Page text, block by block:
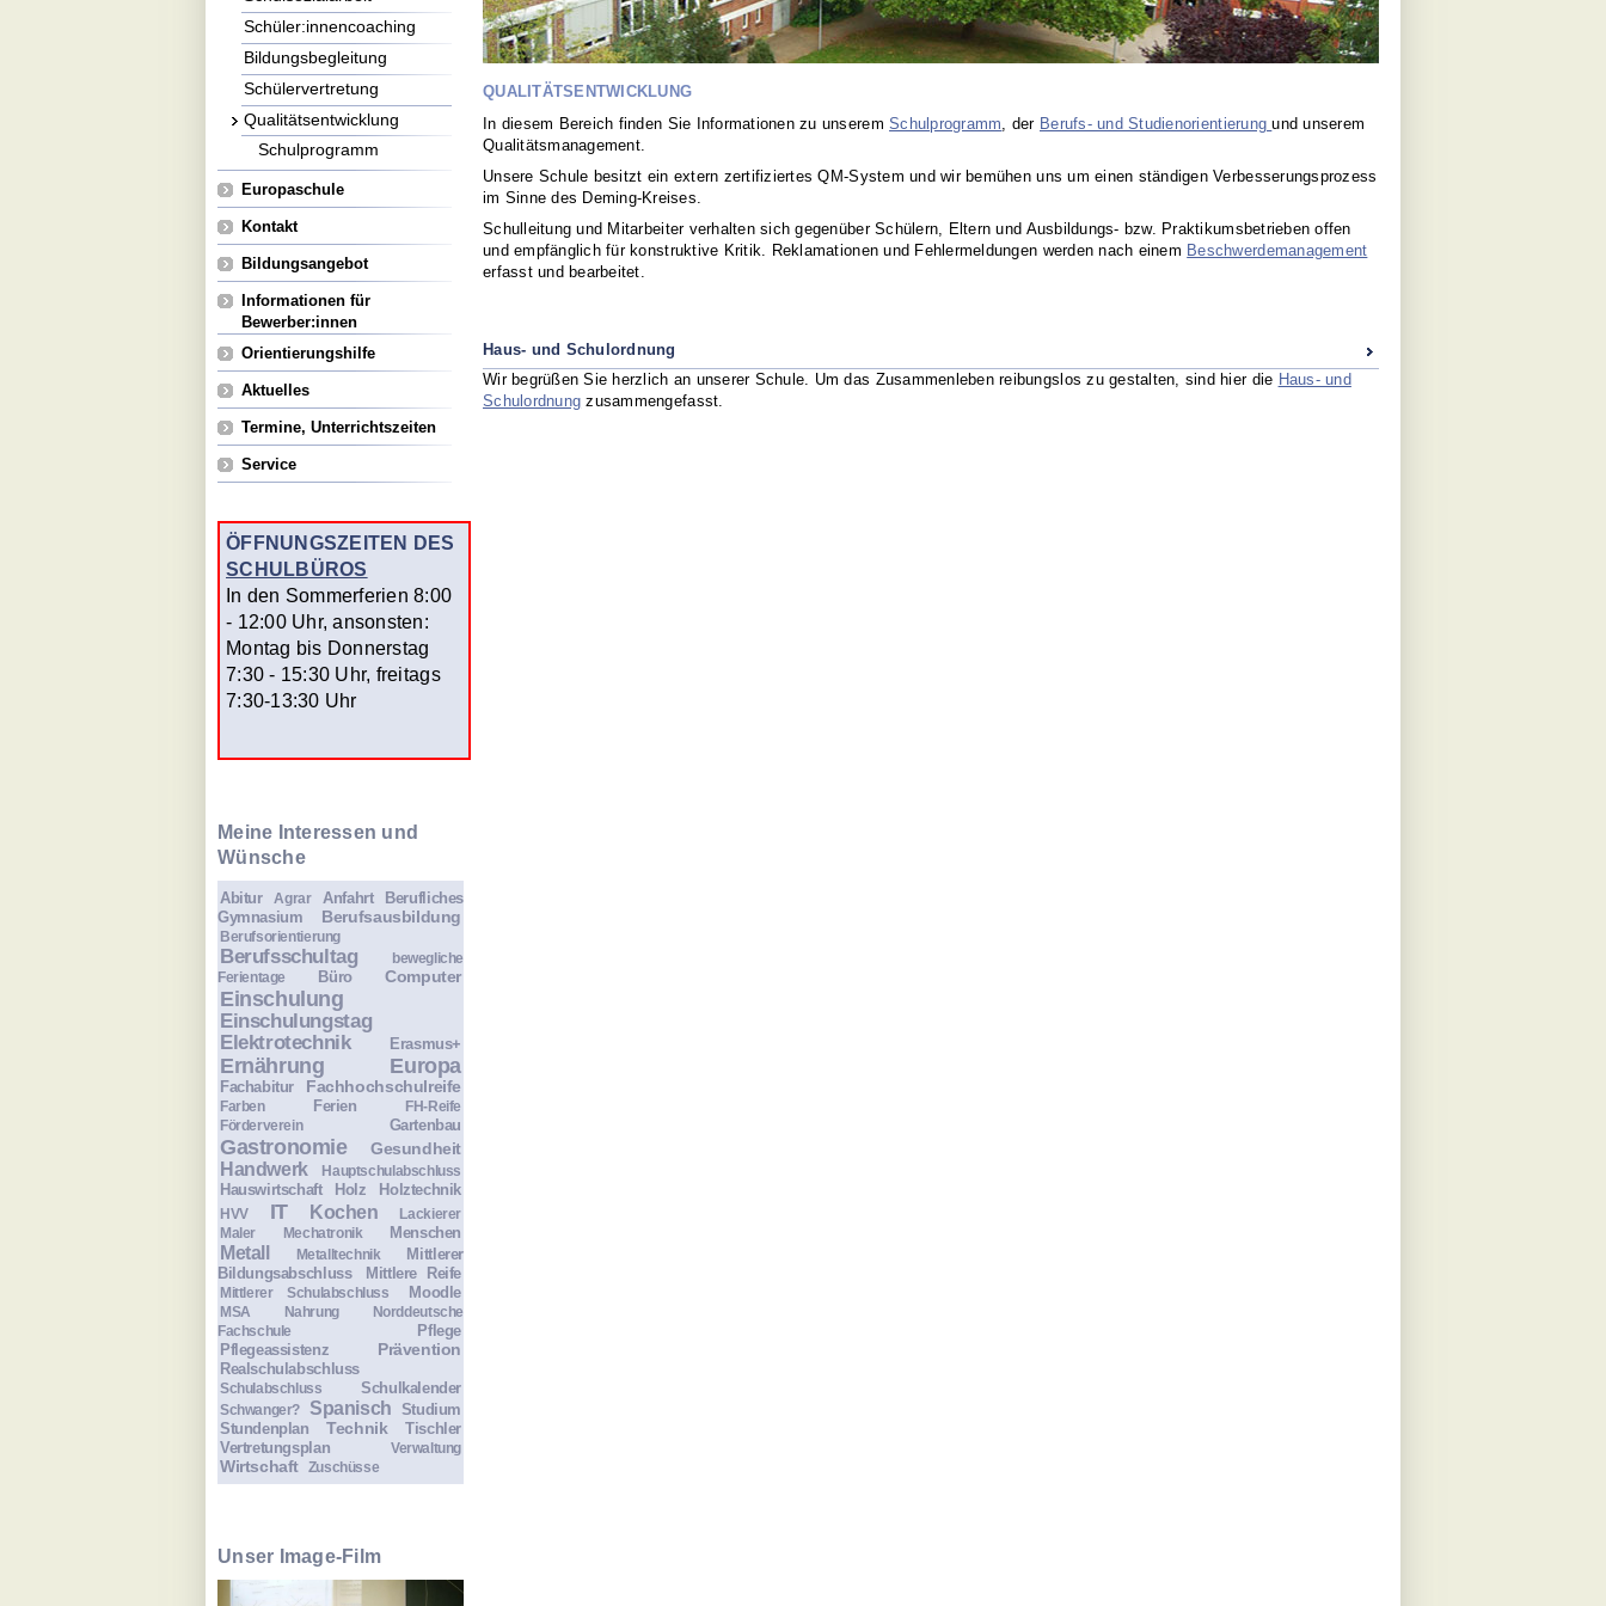
QUALITÄTSENTWICKLUNG
In diesem Bereich finden Sie Informationen zu unseremSchulprogramm , der Berufs- und Studienorientierungund unserem
Qualitätsmanagement.
Unsere Schule besitzt ein extern zertifiziertes QM-System und wir bemühen uns um einen ständigen Verbesserungsprozess
im Sinne des Deming-Kreises.
Schulleitung und Mitarbeiter verhalten sich gegenüber Schülern, Eltern und Ausbildungs- bzw. Praktikumsbetrieben offen
und empfänglich für konstruktive Kritik. Reklamationen und Fehlermeldungen werden nach einem Beschwerdemanagement
erfasst und bearbeitet.
Haus- und Schulordnung
Wir begrüßen Sie herzlich an unserer Schule. Um das Zusammenleben reibungslos zu gestalten, sind hier die Haus- und
Schulordnung zusammengefasst.
Schüler:innencoaching
Bildungsbegleitung
Schülervertretung
Qualitätsentwicklung
Schulprogramm
Europaschule
Kontakt
Bildungsangebot
Informationen für
Bewerber:innen
Orientierungshilfe
Aktuelles
Termine, Unterrichtszeiten
Service
ÖFFNUNGSZEITEN DES
SCHULBÜROS
In den Sommerferien 8:00
- 12:00 Uhr, ansonsten:
Montag bis Donnerstag
7:30 - 15:30 Uhr, freitags
7:30-13:30 Uhr
Meine Interessen und
Wünsche
Abitur Agrar Anfahrt
Berufliches
Gymnasium
Berufsausbildung
Berufsorientierung
Berufsschultag
bewegliche
Ferientage
Büro Computer
Einschulung
Einschulungstag
Elektrotechnik
Erasmus+
Ernährung Europa
Fachabitur Fachhochschulreife
Farben Ferien
FH-Reife
Förderverein
Gartenbau
Gastronomie Gesundheit
Handwerk Hauptschulabschluss
Hauswirtschaft Holz Holztechnik
HVV IT Kochen
Lackierer
Maler
Mechatronik Menschen
Metall Metalltechnik
Mittlerer
Bildungsabschluss
Mittlere Reife
Mittlerer Schulabschluss Moodle
MSA Nahrung
Norddeutsche
Fachschule
Pflege
Pflegeassistenz
Prävention
Realschulabschluss
Schulabschluss Schulkalender
Schwanger? Spanisch Studium
Stundenplan
Technik
Tischler
Vertretungsplan
Verwaltung
Wirtschaft Zuschüsse
Unser Image-Film